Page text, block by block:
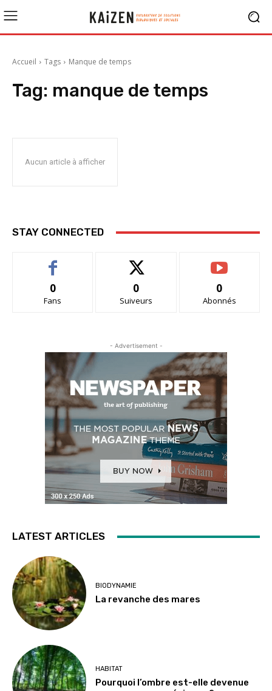
Accueil Tags Manque de temps
Tag: manque de temps
Aucun article à afficher
STAY CONNECTED
0
Fans
0
Suiveurs
0
Abonnés
- Advertisement -
LATEST ARTICLES
BIODYNAMIE
La revanche des mares
HABITAT
Pourquoi l’ombre est-elle devenue